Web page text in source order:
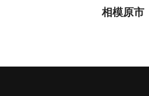
相模原市